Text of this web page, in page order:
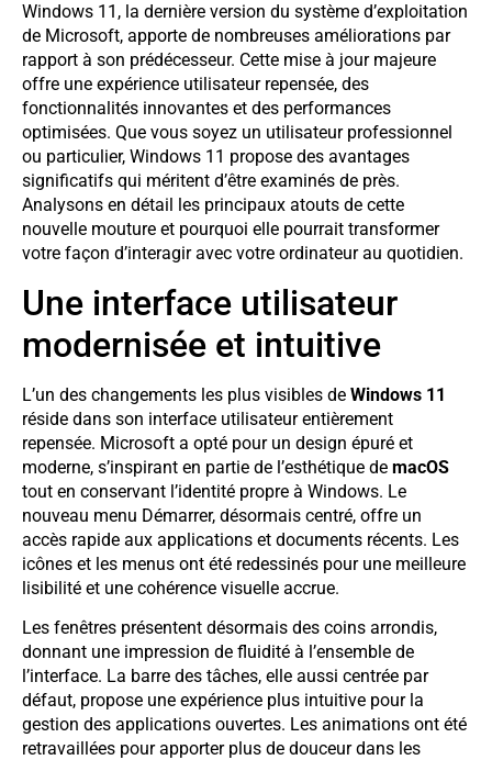
Windows 11, la dernière version du système d’exploitation
de Microsoft, apporte de nombreuses améliorations par
rapport à son prédécesseur. Cette mise à jour majeure
offre une expérience utilisateur repensée, des
fonctionnalités innovantes et des performances
optimisées. Que vous soyez un utilisateur professionnel
ou particulier, Windows 11 propose des avantages
significatifs qui méritent d’être examinés de près.
Analysons en détail les principaux atouts de cette
nouvelle mouture et pourquoi elle pourrait transformer
votre façon d’interagir avec votre ordinateur au quotidien.
Une interface utilisateur
modernisée et intuitive
L’un des changements les plus visibles de Windows 11
réside dans son interface utilisateur entièrement
repensée. Microsoft a opté pour un design épuré et
moderne, s’inspirant en partie de l’esthétique de macOS
tout en conservant l’identité propre à Windows. Le
nouveau menu Démarrer, désormais centré, offre un
accès rapide aux applications et documents récents. Les
icônes et les menus ont été redessinés pour une meilleure
lisibilité et une cohérence visuelle accrue.
Les fenêtres présentent désormais des coins arrondis,
donnant une impression de fluidité à l’ensemble de
l’interface. La barre des tâches, elle aussi centrée par
défaut, propose une expérience plus intuitive pour la
gestion des applications ouvertes. Les animations ont été
retravaillées pour apporter plus de douceur dans les